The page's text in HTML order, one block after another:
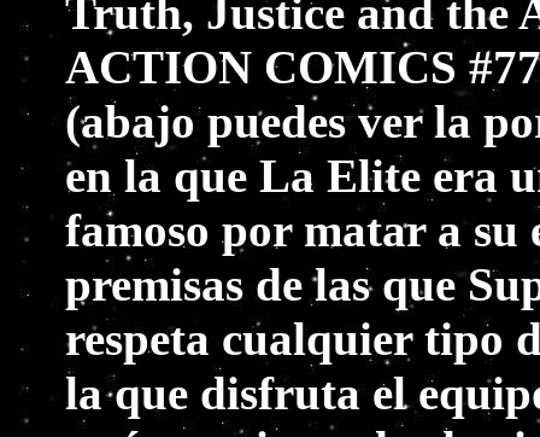
Truth, Justice and the
ACTION COMICS
(abajo puedes ver la
en la que La Elite era
famoso por matar a su
premisas de las que
respeta cualquier tipo
la que disfruta el